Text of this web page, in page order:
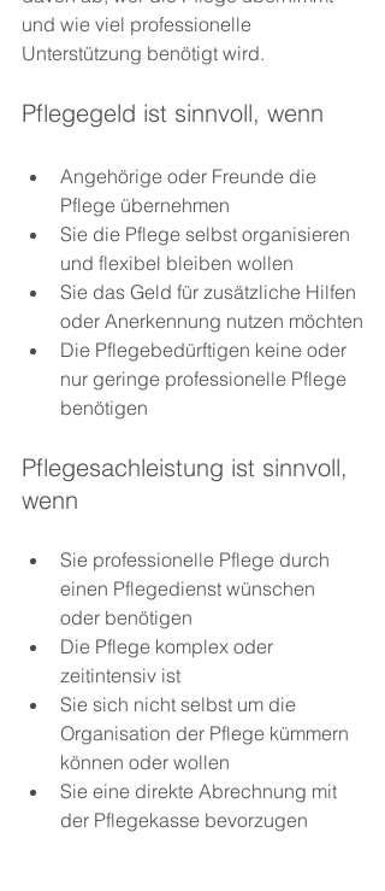
und wie viel professionelle
Unterstützung benötigt wird.
Pflegegeld ist sinnvoll, wenn
Angehörige oder Freunde die
Pflege übernehmen
Sie die Pflege selbst organisieren
und flexibel bleiben wollen
Sie das Geld für zusätzliche Hilfen
oder Anerkennung nutzen möchten
Die Pflegebedürftigen keine oder
nur geringe professionelle Pflege
benötigen
Pflegesachleistung ist sinnvoll,
wenn
Sie professionelle Pflege durch
einen Pflegedienst wünschen
oder benötigen
Die Pflege komplex oder
zeitintensiv ist
Sie sich nicht selbst um die
Organisation der Pflege kümmern
können oder wollen
Sie eine direkte Abrechnung mit
der Pflegekasse bevorzugen